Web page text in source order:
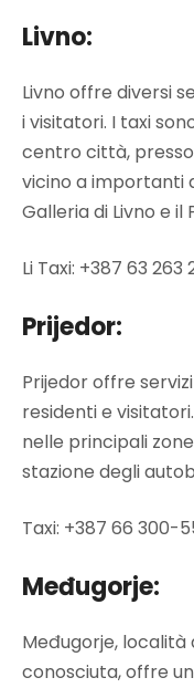
Livno:
Livno offre diversi
i visitatori. I taxi
centro città,
vicino a importanti
Galleria di Livno e il
Li Taxi: +387 63 263
Prijedor:
Prijedor offre
residenti e
nelle principali
stazione degli
Taxi: +387 66 300-
Međugorje:
Međugorje,
conosciuta, offre